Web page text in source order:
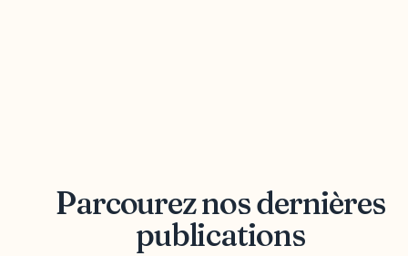
Parcourez nos dernières
publications